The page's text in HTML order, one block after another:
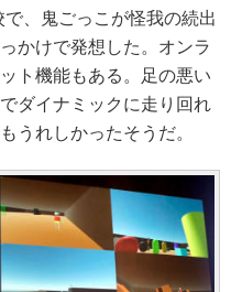
、鬼ごっこが怪我の続出
かけで発想した。オンラ
ト機能もある。足の悪い
ダイナミックに走り回れ
うれしかったそうだ。